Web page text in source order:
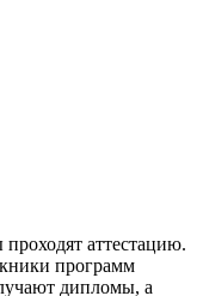
аттестацию.
программ
дипломы, а